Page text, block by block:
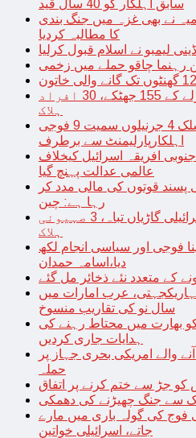
سابق اہلکار کو 40 سال قید
نے بھی غزہ میں جنگ بندی
کا مطالبہ کردیا
لیمبو نے اسلام قبول کرلیا
رہنما چاقو حملے میں زخمی
جاپان میں ایک دن میں زلزلے کے 155 جھٹکے، 30 افراد
ہلاک
چین؛ میزائل یونٹ سے منسلک 4 جرنیلوں سمیت 9 فوجی
اہلکارپارلیمنٹ سے برطرف
افریقہ اسرائیل کیخلاف
عالمی عدالت پہنچ گیا
پسند قوتوں کی مالی مدد کر
رہا ہے: چین
حماس کے حملوں میں 7 اسرائیلی گاڑیاں تباہ، 3 صہیونی
ہلاک
فوجی اور سیاسی انجام لکھ
دیا،اسامہ حمدان
کے متعدد نئے ذخائر مل گئے
عرب امارات میں
سال نو کی تقاریب منسوخ
کو بھارت میں محتاط رہنے کی
ہدایات جاری کردیں
والے امریکی بحری جہاز پر
حملہ
کو جڑ سے ختم کرنے پر اتفاق
سے جنگ چھیڑنے کی دھمکی
فوج کی گولہ باری میں مارے
جاتے، اسرائیلی خواتین